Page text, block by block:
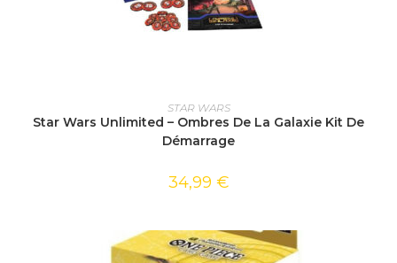
AJOUTER AU PANIER
STAR WARS
Star Wars Unlimited – Ombres De La Galaxie Kit De
Démarrage
34,99 €